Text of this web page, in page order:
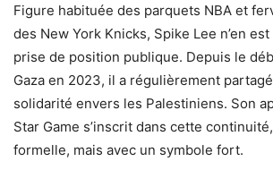
Figure habituée des parquets NBA et
des New York Knicks, Spike Lee n’en
prise de position publique. Depuis le
Gaza en 2023, il a régulièrement
solidarité envers les Palestiniens. Son
Star Game s’inscrit dans cette
formelle, mais avec un symbole fort.